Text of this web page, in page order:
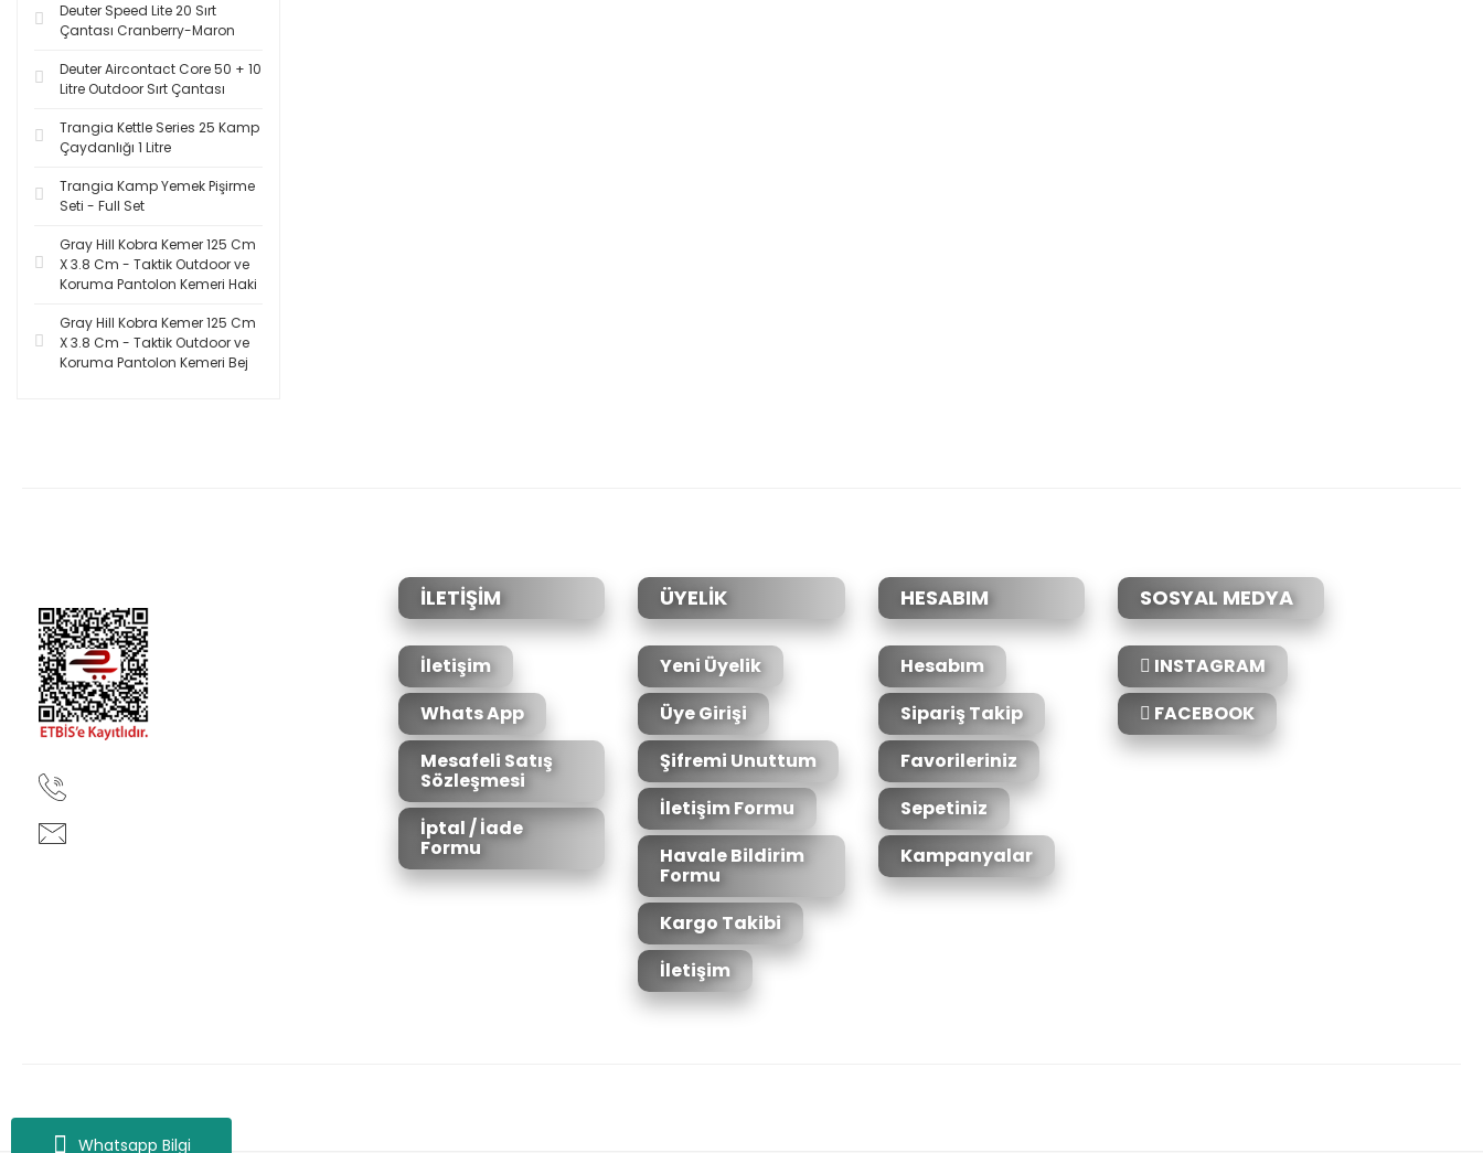
Whatsapp Bilgi
Deuter Speed Lite 20 Sırt
Çantası Cranberry-Maron
Deuter Aircontact Core 50 + 10
Litre Outdoor Sırt Çantası
Trangia Kettle Series 25 Kamp
Çaydanlığı 1 Litre
Trangia Kamp Yemek Pişirme
Seti - Full Set
Gray Hill Kobra Kemer 125 Cm
X 3.8 Cm - Taktik Outdoor ve
Koruma Pantolon Kemeri Haki
Gray Hill Kobra Kemer 125 Cm
X 3.8 Cm - Taktik Outdoor ve
Koruma Pantolon Kemeri Bej
İLETİŞİM
İletişim
Whats App
Mesafeli Satış
Sözleşmesi
İptal / İade
Formu
ÜYELİK
Yeni Üyelik
Üye Girişi
Şifremi Unuttum
İletişim Formu
Havale Bildirim
Formu
Kargo Takibi
İletişim
HESABIM
Hesabım
Sipariş Takip
Favorileriniz
Sepetiniz
Kampanyalar
SOSYAL MEDYA
INSTAGRAM
FACEBOOK